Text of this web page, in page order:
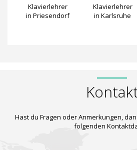
Klavierlehrer
in Priesendorf
Klavierlehrer
in Karlsruhe
Hast du Fragen oder Anmerkungen,
folgenden